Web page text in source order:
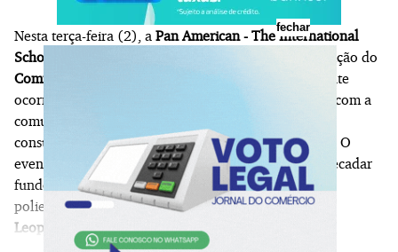
Nesta terça-feira (2), a Pan American - The International
School of Porto Alegre realiza
, às 19h, a primeira edição do
Community & Connection Dinner
. O jantar beneficente
ocorre no Instituto Ling, na Capital, onde se reúnem com a
comunidade escolar, autoridades e representantes
consulares em uma noite marcada por solidariedade. O
evento promovido pela escola internacional visa arrecadar
fundos exclusivamente para a reforma da quadra
poliesportiva da
Escola Estadual Imperatriz
Leopoldinaatravés de um leilão.
fechar